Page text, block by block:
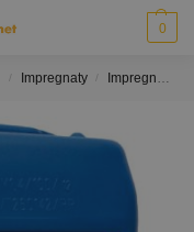
0
Impregnaty Impregnaty do kostki brukowej i betonu bezbarwne